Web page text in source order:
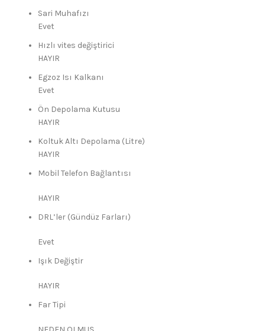
Sari Muhafızı
Evet
Hızlı vites değiştirici
HAYIR
Egzoz Isı Kalkanı
Evet
Ön Depolama Kutusu
HAYIR
Koltuk Altı Depolama (Litre)
HAYIR
Mobil Telefon Bağlantısı
HAYIR
DRL’ler (Gündüz Farları)
Evet
Işık Değiştir
HAYIR
Far Tipi